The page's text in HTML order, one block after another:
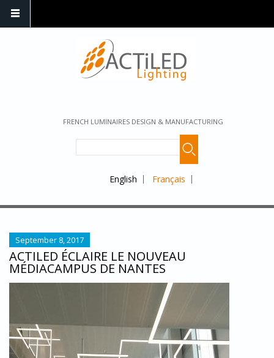
FRENCH LUMINAIRES DESIGN & MANUFACTURING
English Français
September 8, 2017
ACTILED ÉCLAIRE LE NOUVEAU
MÉDIACAMPUS DE NANTES